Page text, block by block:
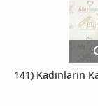
141) Kadınların